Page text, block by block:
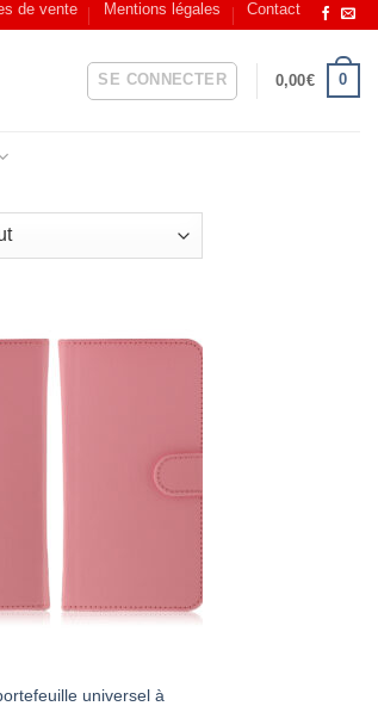
de vente Mentions légales Contact
SE CONNECTER 0,00€ 0
universel à